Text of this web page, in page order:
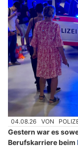
04.08.26 VON
Gestern war es
Berufskarriere beim